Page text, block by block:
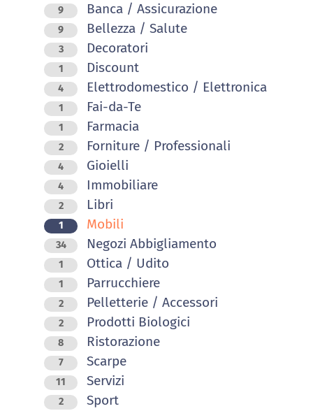
9 Banca / Assicurazione
9 Bellezza / Salute
3 Decoratori
1 Discount
4 Elettrodomestico / Elettronica
1 Fai-da-Te
1 Farmacia
2 Forniture / Professionali
4 Gioielli
4 Immobiliare
2 Libri
1 Mobili
34 Negozi Abbigliamento
1 Ottica / Udito
1 Parrucchiere
2 Pelletterie / Accessori
2 Prodotti Biologici
8 Ristorazione
7 Scarpe
11 Servizi
2 Sport